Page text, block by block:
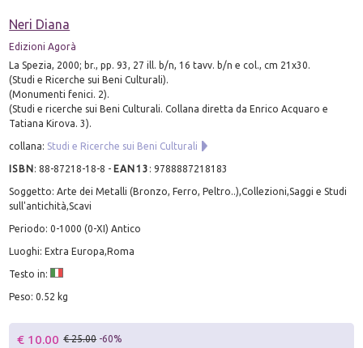
Neri Diana
Edizioni Agorà
La Spezia, 2000; br., pp. 93, 27 ill. b/n, 16 tavv. b/n e col., cm 21x30.
(Studi e Ricerche sui Beni Culturali).
(Monumenti fenici. 2).
(Studi e ricerche sui Beni Culturali. Collana diretta da Enrico Acquaro e
Tatiana Kirova. 3).
collana: Studi e Ricerche sui Beni Culturali
ISBN:88-87218-18-8 - EAN13 :9788887218183
Soggetto: Arte dei Metalli (Bronzo, Ferro, Peltro..),Collezioni,Saggi e Studi
sull'antichità,Scavi
Periodo: 0-1000 (0-XI) Antico
Luoghi: Extra Europa,Roma
Testo in:
Peso: 0.52 kg
€ 10.00 € 25.00 -60%